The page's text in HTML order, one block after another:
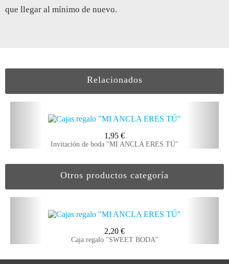
que llegar al mínimo de nuevo.
Relacionados
1,95 €
Invitación de boda "MI ANCLA ERES TÚ"
Otros productos categoría
2,20 €
Caja regalo "SWEET BODA"